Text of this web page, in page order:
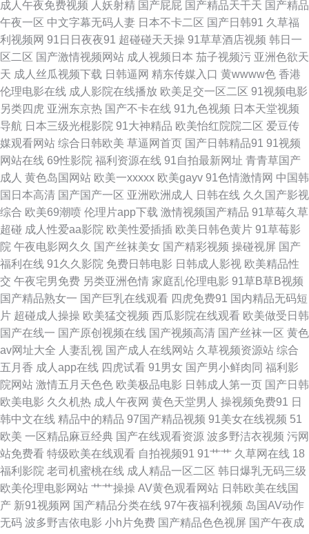
久久综合伊人无码 91熟女 东方四虎影院 麻豆人妻91AV 午夜福利av理论 91
在线观看网站 超碰免费97 黄色精品免费 另类图综丁香五月 欧洲AV网站 91
免费视频黑丝 成人剧场 国内精品视频97 久草在线视频不卡 丝袜脚网址 在线
国产探花不卡 AV香蕉 国语对白高清露脸 日韩九一 第一福利 久久国产乱子
日本在线观看 五月婷婷网站 影音先锋成人电影 海角tv91 欧美日韩色中色 日
韩激情老湿 亚洲狼人社区 国内秘果久久 欧美剧情一级片 日韩色情影院 香蕉
视频abb 91精品丝袜久久 操碰公开视频 韩国A级黄色 另类色色 青娱乐91超
碰 91系列在线视频 大香蕉伊99 黄色免费网站 免费色网 深夜福利导航链接
97福利视频 东京色视频 蜜桃成人AV 日韩AV福利片 无码韩日电影 91探花在
线观看 超碰人人插 国产狼人 久草视频国产 青娱乐超碰 香蕉91cn 91尤物网
址 肏屄视频软件下载 国产精品韩日 另类色亚洲 三级午夜伦理 在线观看91站
91最新视频 超碰超在线 含羞草操视频 人人插人人乐 亚洲色色虎首页 aV经
典在线导航 豆花成人在线 免费一二三区 日韩午夜 在线视频国产91 变态另类
色站 国产ts性爱露出 欧美成人社区 少妇四虎一线天 影音先锋成人电影 91污
秽网站 黄色女男 欧美怡春院 午夜香蕉剧场 91干逼欧美 超碰在线c66 欧洲色
网91 中文字幕色色无码 超碰在线97视4 精品成人亚洲 五月丁香网站 91丝袜
成人午夜免费视频 人妖射精 国产屁屁 国产精品天干天 国产精品
午夜一区 中文字幕无码人妻 日本不卡二区 国产日韩91 久草福
利视频网 91日日夜夜91 超碰碰天天操 91草草酒店视频 韩日一
区二区 国产激情视频网站 成人视频日本 茄子视频污 亚洲色欲天
天 成人丝瓜视频下载 日韩逼网 精东传媒入口 黄wwww色 香港
伦理电影在线 成人影院在线播放 欧美足交一区二区 91视频电影
另类四虎 亚洲东京热 国产不卡在线 91九色视频 日本天堂视频
导航 日本三级光棍影院 91大神精品 欧美怡红院院二区 爱豆传
媒观看网站 综合日韩欧美 草逼网首页 国产日韩精品91 91视频
网站在线 69性影院 福利资源在线 91自拍最新网址 青青草国产
成人 黄色岛国网站 欧美一xxxxx 欧美gayv 91色情激情网 中国韩
国日本高清 国产国产一区 亚洲欧洲成人 日韩在线 久久国产影视
综合 欧美69潮喷 伦理片app下载 激情视频国产精品 91草莓久草
超碰 成人性爱aa影院 欧美性爱插插 欧美日韩色黄片 91草莓影
院 午夜电影网久久 国产丝袜美女 国产精彩视频 操碰视屏 国产
福利在线 91久久影院 免费日韩电影 日韩成人影视 欧美精品性
交 午夜宅男免费 另类亚洲色情 家庭乱伦理电影 91草B草B视频
国产精品熟女一 国产巨乳在线观看 四虎免费91 国内精品无码短
片 超碰成人操操 欧美猛交视频 西瓜影院在线观看 欧美做受日韩
国产在线一 国产原创视频在线 国产视频高清 国产丝袜一区 黄色
av网址大全 人妻乱视 国产成人在线网站 久草视频资源站 综合
五月香 成人app在线 四虎试看 91男女 国产男小鲜肉同 福利影
院网站 激情五月天色色 欧美极品电影 日韩成人第一页 国产日韩
欧美电影 久久机热 成人午夜网 黄色天堂男人 操视频免费91 日
韩中文在线 精品中的精品 97国产精品视频 91美女在线视频 51
欧美 一区精品麻豆经典 国产在线观看资源 波多野洁衣视频 污网
站免费看 特级欧美在线观看 自拍视频91 91艹艹 久草网在线 18
福利影院 老司机蜜桃在线 成人精品一区二区 韩日爆乳无码三级
欧美伦理电影网站 艹艹操操 AV黄色观看网站 日韩欧美在线国
产 新91视频网 国产精品分类在线 97午夜福利视频 岛国AV动作
无码 波多野吉依电影 小h片免费 国产精品色色视屏 国产午夜成